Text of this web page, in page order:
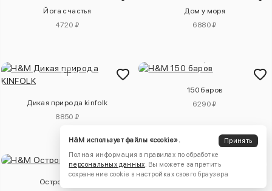
Йога счастья
4720 ₽
Дом у моря
6880 ₽
Дикая природа kinfolk
8850 ₽
150 баров
6290 ₽
Oстрова kinfolk
H&M использует файлы «cookie».
Принять
Полная информация в правилах по обработке
персональных данных. Вы можете запретить
сохранение cookie в настройках своего браузера